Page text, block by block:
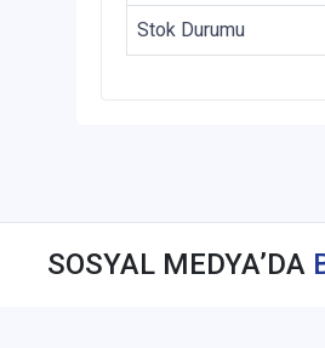
Stok Durumu
SOSYAL MEDYA’DA